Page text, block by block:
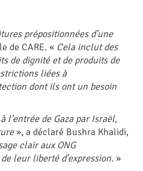
prépositionnées d’une
de CARE. « Cela inclut des
de dignité et de produits de
liées à
dont ils ont un besoin
l’entrée de Gaza par Israël,
», a déclaré Bushra Khalidi,
clair aux ONG
leur liberté d’expression. »